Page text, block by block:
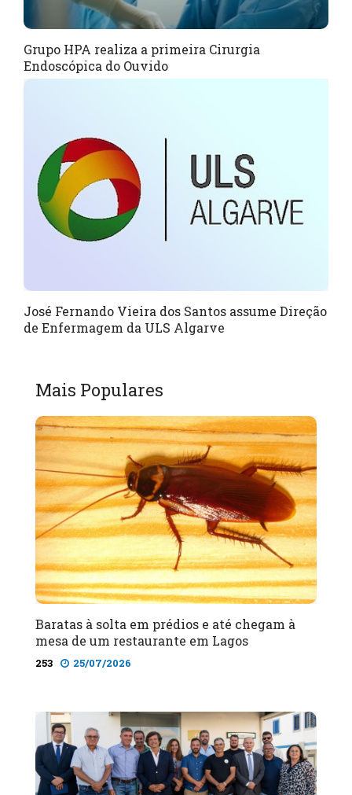
Grupo HPA realiza a primeira Cirurgia
Endoscópica do Ouvido
José Fernando Vieira dos Santos assume Direção
de Enfermagem da ULS Algarve
Mais Populares
Baratas à solta em prédios e até chegam à
mesa de um restaurante em Lagos
253 25/07/2026